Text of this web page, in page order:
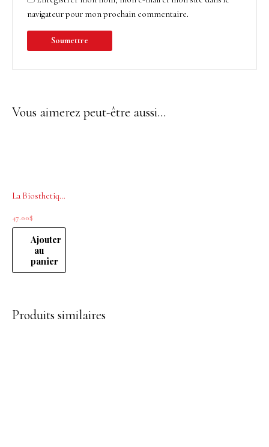
navigateur pour mon prochain commentaire.
Vous aimerez peut-être aussi…
La Biosthetique Long Hair Shampoing protecteur volume 250ml
47.00$
Ajouter
au
panier
Produits similaires